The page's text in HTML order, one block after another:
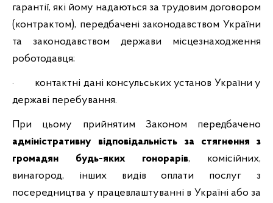
гарантії, які йому надаються за трудовим договором
(контрактом), передбачені законодавством України
та законодавством держави місцезнаходження
роботодавця;
· контактні дані консульських установ України у
державі перебування.
При цьому прийнятим Законом передбачено
адміністративну відповідальність за стягнення з
громадян будь-яких гонорарів, комісійних,
винагород, інших видів оплати послуг з
посередництва у працевлаштуванні в Україні або за